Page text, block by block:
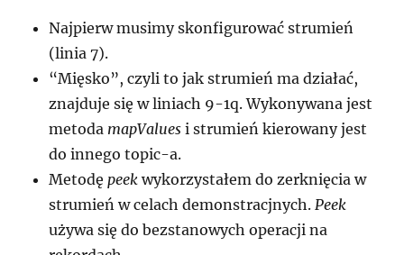
Najpierw musimy skonfigurować strumień
(linia 7).
“Mięsko”, czyli to jak strumień ma działać,
znajduje się w liniach 9-1q. Wykonywana jest
metoda mapValues i strumień kierowany jest
do innego topic-a.
Metodę peek wykorzystałem do zerknięcia w
strumień w celach demonstracjnych. Peek
używa się do bezstanowych operacji na